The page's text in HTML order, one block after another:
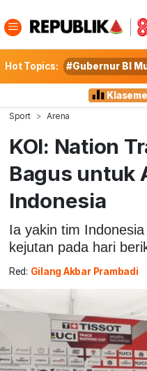
Hot Topics: #Gubernur BI
Sport Arena
KOI: Nation
Bagus untuk
Indonesia
Ia yakin tim
kejutan pada hari
Red: Gilang Akbar Prambadi